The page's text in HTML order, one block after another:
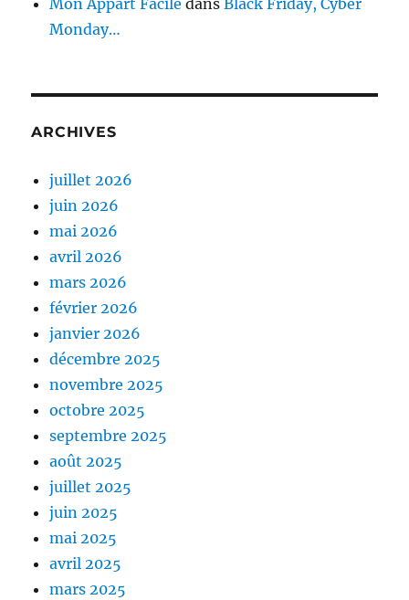
Mon Appart Facile dansBlack Friday, Cyber
Monday…
ARCHIVES
juillet 2026
juin 2026
mai 2026
avril 2026
mars 2026
février 2026
janvier 2026
décembre 2025
novembre 2025
octobre 2025
septembre 2025
août 2025
juillet 2025
juin 2025
mai 2025
avril 2025
mars 2025